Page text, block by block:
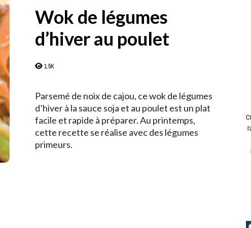
Wok de légumes
d’hiver au poulet
1.5K
Parsemé de noix de cajou, ce wok de légumes
d’hiver à la sauce soja et au poulet est un plat
facile et rapide à préparer. Au printemps,
cette recette se réalise avec des légumes
primeurs.